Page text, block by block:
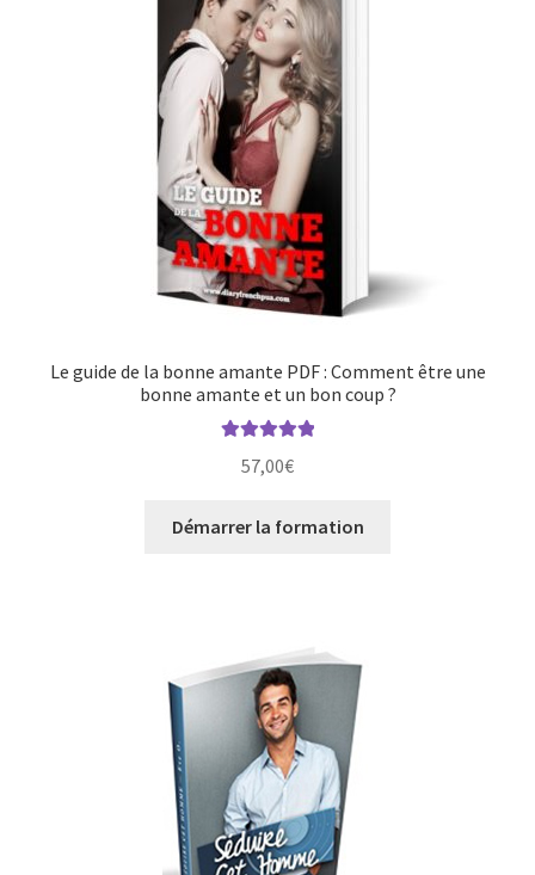
Le guide de la bonne amante PDF : Comment être une
bonne amante et un bon coup ?
5
57,00€
Démarrer la formation